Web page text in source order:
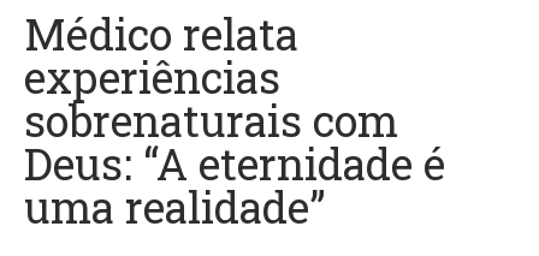
Médico relata
experiências
sobrenaturais com
Deus: “A eternidade é
uma realidade”